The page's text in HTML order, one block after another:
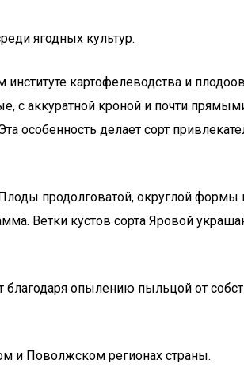
ягодных культур.
картофелеводства и
с аккуратной кроной и почти
особенность делает сорт
продолговатой, округлой формы
Ветки кустов сорта Яровой
благодаря опылению пыльцой от
и Поволжском регионах страны.